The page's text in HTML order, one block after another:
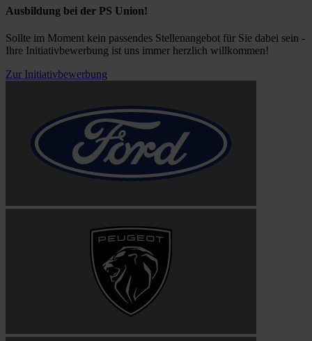
Ausbildung bei der PS Union!
Sollte im Moment kein passendes Stellenangebot für Sie dabei sein -
Ihre Initiativbewerbung ist uns immer herzlich willkommen!
Zur Initiativbewerbung